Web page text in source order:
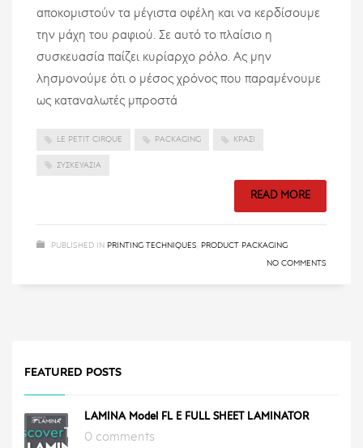
αποκομιστούν τα μέγιστα οφέλη και να κερδίσουμε
την μάχη του ραφιού. Σε αυτό το πλαίσιο η
συσκευασία παίζει κυρίαρχο ρόλο. Ας μην
λησμονούμε ότι ο μέσος χρόνος που παραμένουμε
ως καταναλωτές μπροστά
LE PETIT CIRQUE PACKAGING ΚΡΑΣΊ
ΣΥΣΚΕΥΑΣΊΑ
READ MORE
PUBLISHED IN PRINTING TECHNIQUES, PRODUCT PACKAGING
NO COMMENTS
FEATURED POSTS
LAMINA Model FL E FULL SHEET LAMINATOR
0 comments